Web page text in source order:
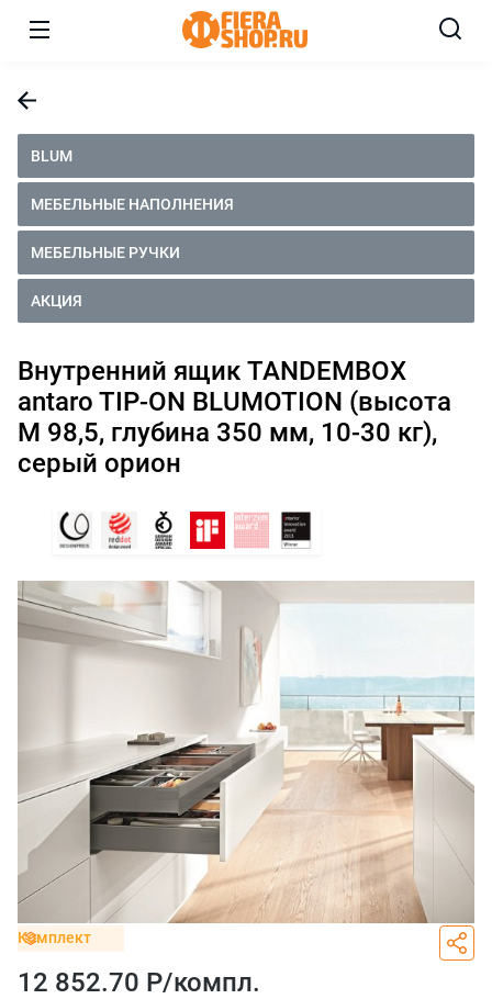
BLUM
МЕБЕЛЬНЫЕ НАПОЛНЕНИЯ
МЕБЕЛЬНЫЕ РУЧКИ
АКЦИЯ
Внутренний ящик TANDEMBOX
antaro TIP-ON BLUMOTION (высота
M 98,5, глубина 350 мм, 10-30 кг),
серый орион
Комплект
12 852.70 Р/компл.